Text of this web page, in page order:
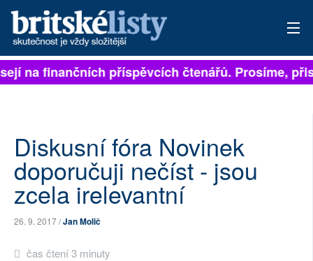
PŘIHLÁSIT
ARCHIV
ROZHOVORY
TÉMATA
na finančních příspěvcích čtenářů. Prosíme,
Diskusní fóra Novinek
doporučuji nečíst - jsou
zcela irelevantní
26. 9. 2017 /Jan Molič
čas čtení 3 minuty